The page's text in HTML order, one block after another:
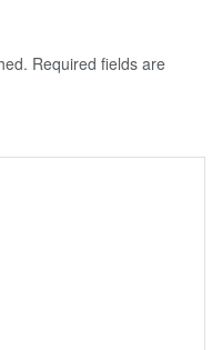
Required fields are